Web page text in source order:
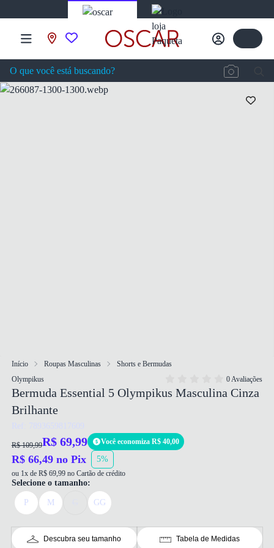
Início Roupas Masculinas
Shorts e Bermudas
Olympikus
0 Avaliações
Bermuda Essential 5 Olympikus Masculina Cinza
Brilhante
Ref: 7893659817609
R$ 109,99R$ 69,99 Você economiza R$ 40,00
R$ 66,49 no Pix 5%
ou 1x de R$ 69,99 no Cartão de crédito
Selecione o tamanho:
P M GG
Descubra seu tamanho Tabela de Medidas